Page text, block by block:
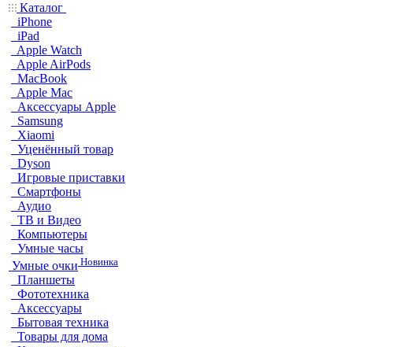
Каталог
iPhone
iPad
Apple Watch
Apple AirPods
MacBook
Apple Mac
Аксессуары Apple
Samsung
Xiaomi
Уценённый товар
Dyson
Игровые приставки
Смартфоны
Аудио
ТВ и Видео
Компьютеры
Умные часы
Умные очки Новинка
Планшеты
Фототехника
Аксессуары
Бытовая техника
Товары для дома